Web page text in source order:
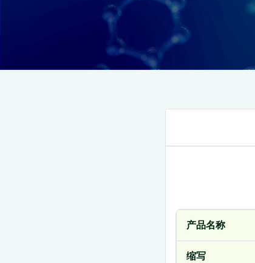
产品名称
缩写